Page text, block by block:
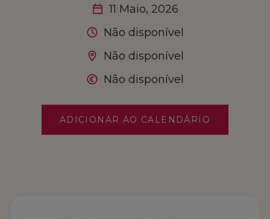
COMPRE LOCAL
FALE CONNOSCO
MARKETPLACE
11 Maio, 2026
Não disponível
Não disponível
Não disponível
ADICIONAR AO CALENDÁRIO